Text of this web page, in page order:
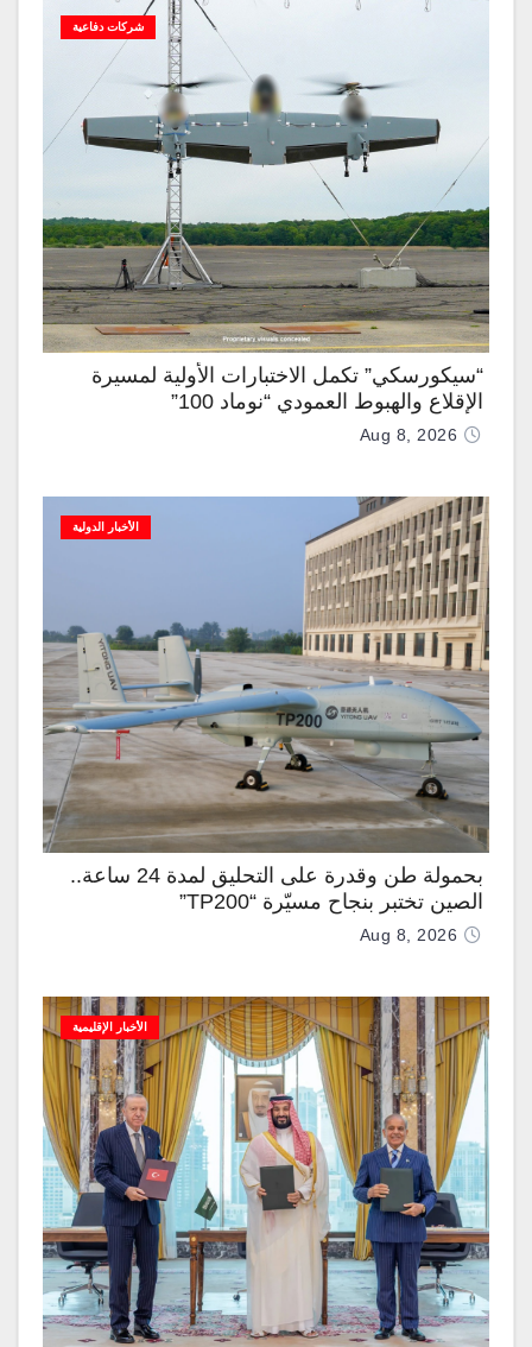
شركات دفاعية
“سيكورسكي” تكمل الاختبارات الأولية لمسيرة
الإقلاع والهبوط العمودي “نوماد 100”
Aug 8, 2026
الأخبار الدولية
بحمولة طن وقدرة على التحليق لمدة 24 ساعة..
الصين تختبر بنجاح مسيّرة “TP200”
Aug 8, 2026
الأخبار الإقليمية